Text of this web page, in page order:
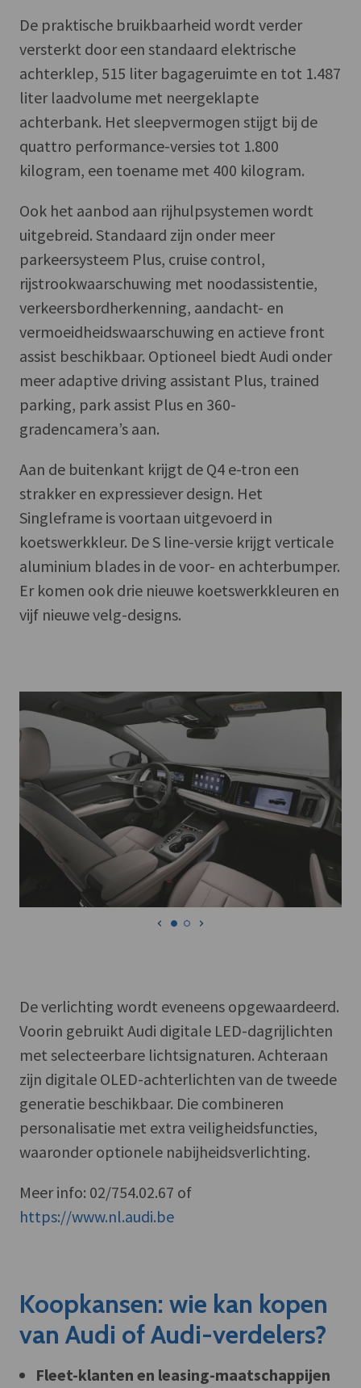
De praktische bruikbaarheid wordt verder
versterkt door een standaard elektrische
achterklep, 515 liter bagageruimte en tot 1.487
liter laadvolume met neergeklapte
achterbank. Het sleepvermogen stijgt bij de
quattro performance-versies tot 1.800
kilogram, een toename met 400 kilogram.
Ook het aanbod aan rijhulpsystemen wordt
uitgebreid. Standaard zijn onder meer
parkeersysteem Plus, cruise control,
rijstrookwaarschuwing met noodassistentie,
verkeersbordherkenning, aandacht- en
vermoeidheidswaarschuwing en actieve front
assist beschikbaar. Optioneel biedt Audi onder
meer adaptive driving assistant Plus, trained
parking, park assist Plus en 360-
gradencamera’s aan.
Aan de buitenkant krijgt de Q4 e-tron een
strakker en expressiever design. Het
Singleframe is voortaan uitgevoerd in
koetswerkkleur. De S line-versie krijgt verticale
aluminium blades in de voor- en achterbumper.
Er komen ook drie nieuwe koetswerkkleuren en
vijf nieuwe velg-designs.
De verlichting wordt eveneens opgewaardeerd.
Voorin gebruikt Audi digitale LED-dagrijlichten
met selecteerbare lichtsignaturen. Achteraan
zijn digitale OLED-achterlichten van de tweede
generatie beschikbaar. Die combineren
personalisatie met extra veiligheidsfuncties,
waaronder optionele nabijheidsverlichting.
Meer info: 02/754.02.67 of
https://www.nl.audi.be
Koopkansen: wie kan kopen
van Audi of Audi-verdelers?
Fleet-klanten en leasing-maatschappijen